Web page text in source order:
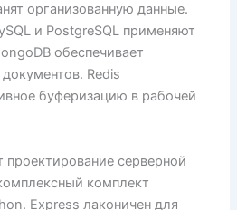
организованную данные.
и PostgreSQL применяют
обеспечивает
Redis
буферизацию в рабочей
серверной
комплект
Express лаконичен для